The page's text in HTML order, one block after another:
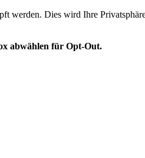
Dies wird Ihre
abwählen für Opt-Out.